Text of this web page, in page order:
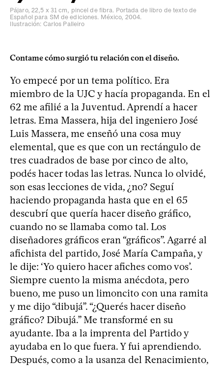
Pájaro, 22,5 x 31 cm, pincel de fibra. Portada de libro de texto de
Español para SM de ediciones. México, 2004.
Ilustración: Carlos Palleiro
Contame cómo surgió tu relación con el diseño.
Yo empecé por un tema político. Era
miembro de la UJC y hacía propaganda. En el
62 me afilié a la Juventud. Aprendí a hacer
letras. Ema Massera, hija del ingeniero José
Luis Massera, me enseñó una cosa muy
elemental, que es que con un rectángulo de
tres cuadrados de base por cinco de alto,
podés hacer todas las letras. Nunca lo olvidé,
son esas lecciones de vida, ¿no? Seguí
haciendo propaganda hasta que en el 65
descubrí que quería hacer diseño gráfico,
cuando no se llamaba como tal. Los
diseñadores gráficos eran “gráficos”. Agarré al
afichista del partido, José María Campaña, y
le dije: ‘Yo quiero hacer afiches como vos’.
Siempre cuento la misma anécdota, pero
bueno, me puso un limoncito con una ramita
y me dijo “dibujá”. “¿Querés hacer diseño
gráfico? Dibujá.” Me transformé en su
ayudante. Iba a la imprenta del Partido y
ayudaba en lo que fuera. Y fui aprendiendo.
Después, como a la usanza del Renacimiento,